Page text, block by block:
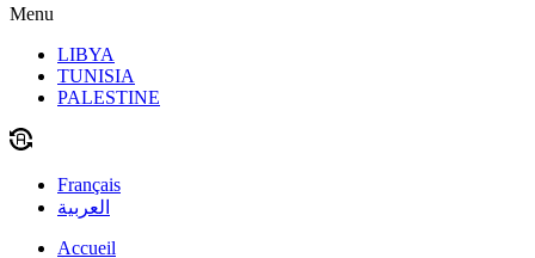
Menu
LIBYA
TUNISIA
PALESTINE
Français
العربية
Accueil